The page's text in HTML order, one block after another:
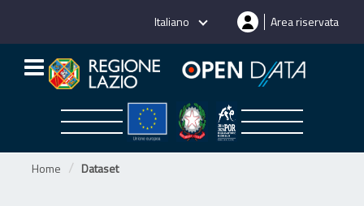
Italiano Area riservata
Home Dataset